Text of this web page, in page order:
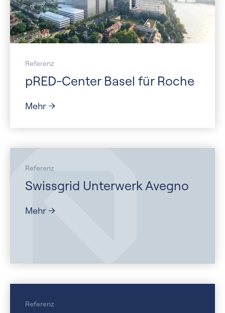
Referenz
pRED-Center Basel für Roche
Mehr
Referenz
Swissgrid Unterwerk Avegno
Mehr
Referenz